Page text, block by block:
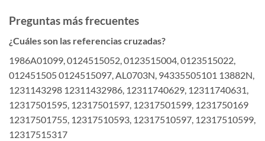
Preguntas más frecuentes
¿Cuáles son las referencias cruzadas?
1986A01099, 0124515052, 0123515004, 0123515022,
012451505 0124515097, AL0703N, 94335505101 13882N,
1231143298 12311432986, 12311740629, 12311740631,
12317501595, 12317501597, 12317501599, 1231750169
12317501755, 12317510593, 12317510597, 12317510599,
12317515317